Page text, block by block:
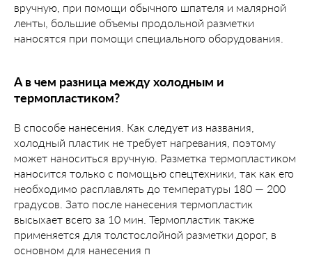
вручную, при помощи обычного шпателя и малярной
ленты, большие объемы продольной разметки
наносятся при помощи специального оборудования.
А в чем разница между холодным и
термопластиком?
В способе нанесения. Как следует из названия,
холодный пластик не требует нагревания, поэтому
может наноситься вручную. Разметка термопластиком
наносится только с помощью спецтехники, так как его
необходимо расплавлять до температуры 180 — 200
градусов. Зато после нанесения термопластик
высыхает всего за 10 мин. Термопластик также
применяется для толстослойной разметки дорог, в
основном для нанесения п